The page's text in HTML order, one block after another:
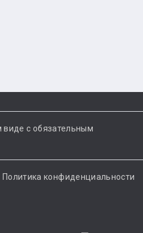
виде с обязательным
Политика конфиденциальности